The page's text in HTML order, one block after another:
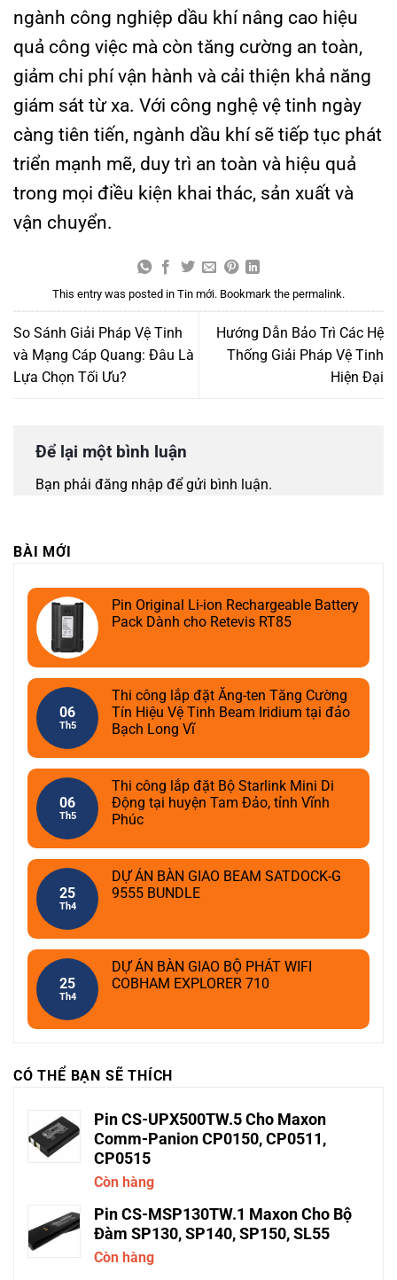
ngành công nghiệp dầu khí nâng cao hiệu
quả công việc mà còn tăng cường an toàn,
giảm chi phí vận hành và cải thiện khả năng
giám sát từ xa. Với công nghệ vệ tinh ngày
càng tiên tiến, ngành dầu khí sẽ tiếp tục phát
triển mạnh mẽ, duy trì an toàn và hiệu quả
trong mọi điều kiện khai thác, sản xuất và
vận chuyển.
This entry was posted in Tin mới. Bookmark the permalink.
So Sánh Giải Pháp Vệ Tinh
và Mạng Cáp Quang: Đâu Là
Lựa Chọn Tối Ưu?
Hướng Dẫn Bảo Trì Các Hệ
Thống Giải Pháp Vệ Tinh
Hiện Đại
Để lại một bình luận
Bạn phải đăng nhập để gửi bình luận.
BÀI MỚI
Pin Original Li-ion Rechargeable Battery
Pack Dành cho Retevis RT85
06
Th5
Thi công lắp đặt Ăng-ten Tăng Cường
Tín Hiệu Vệ Tinh Beam Iridium tại đảo
Bạch Long Vĩ
06
Th5
Thi công lắp đặt Bộ Starlink Mini Di
Động tại huyện Tam Đảo, tỉnh Vĩnh
Phúc
25
Th4
DỰ ÁN BÀN GIAO BEAM SATDOCK-G
9555 BUNDLE
25
Th4
DỰ ÁN BÀN GIAO BỘ PHÁT WIFI
COBHAM EXPLORER 710
CÓ THỂ BẠN SẼ THÍCH
Pin CS-UPX500TW.5 Cho Maxon
Comm-Panion CP0150, CP0511,
CP0515
Còn hàng
Pin CS-MSP130TW.1 Maxon Cho Bộ
Đàm SP130, SP140, SP150, SL55
Còn hàng